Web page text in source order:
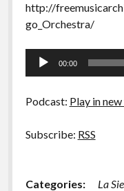
http://
go_Orchestra/
Tocador
00:00
Podcast: Play in
Subscribe: RSS
Categories: La